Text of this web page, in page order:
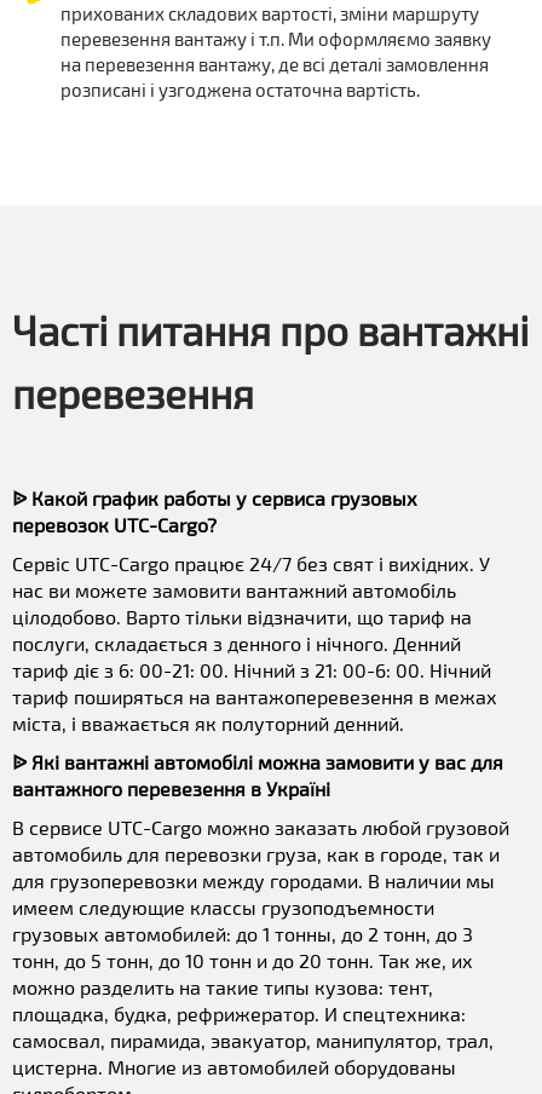
прихованих складових вартості, зміни маршруту
перевезення вантажу і т.п. Ми оформляємо заявку
на перевезення вантажу, де всі деталі замовлення
розписані і узгоджена остаточна вартість.
Часті питання про вантажні
перевезення
ᐉ Какой график работы у сервиса грузовых
перевозок UTC-Cargo?
Сервіс UTC-Cargo працює 24/7 без свят і вихідних. У
нас ви можете замовити вантажний автомобіль
цілодобово. Варто тільки відзначити, що тариф на
послуги, складається з денного і нічного. Денний
тариф діє з 6: 00-21: 00. Нічний з 21: 00-6: 00. Нічний
тариф поширяться на вантажоперевезення в межах
міста, і вважається як полуторний денний.
ᐉ Які вантажні автомобілі можна замовити у вас для
вантажного перевезення в Україні
В сервисе UTC-Cargo можно заказать любой грузовой
автомобиль для перевозки груза, как в городе, так и
для грузоперевозки между городами. В наличии мы
имеем следующие классы грузоподъемности
грузовых автомобилей: до 1 тонны, до 2 тонн, до 3
тонн, до 5 тонн, до 10 тонн и до 20 тонн. Так же, их
можно разделить на такие типы кузова: тент,
площадка, будка, рефрижератор. И спецтехника:
самосвал, пирамида, эвакуатор, манипулятор, трал,
цистерна. Многие из автомобилей оборудованы